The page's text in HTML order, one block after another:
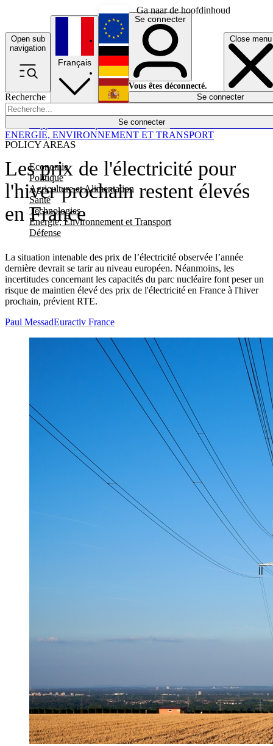
Ga naar de hoofdinhoud
Open sub
navigation
Close menu
Recherche
Se connecter
POLICY AREAS
Economie
Politique
Agriculture et Alimentation
Santé
Technologies
Energie, Environnement et Transport
Défense
Économie
Français
English
Deutsch
Español
Se connecter
Vous êtes déconnecté.
Se connecter
Les prix de l'électricité pour
l'hiver prochain restent élevés
en France
La situation intenable des prix de l’électricité observée l’année
dernière devrait se tarir au niveau européen. Néanmoins, les
incertitudes concernant les capacités du parc nucléaire font peser un
risque de maintien élevé des prix de l'électricité en France à l'hiver
prochain, prévient RTE.
ENERGIE, ENVIRONNEMENT ET TRANSPORT
Paul MessadEuractiv France